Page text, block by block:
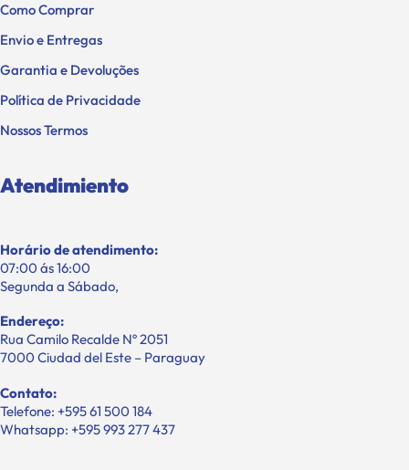
Como Comprar
Envio e Entregas
Garantia e Devoluções
Política de Privacidade
Nossos Termos
Atendimiento
Horário de atendimento:
07:00 ás 16:00
Segunda a Sábado,
Endereço:
Rua Camilo Recalde Nº 2051
7000 Ciudad del Este – Paraguay
Contato:
Telefone: +595 61 500 184
Whatsapp: +595 993 277 437